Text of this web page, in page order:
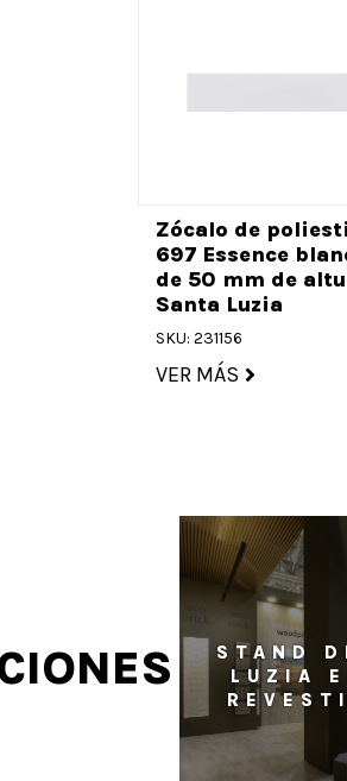
Zócalo de
697 Essence
de 50 mm de
Santa Luzia
SKU: 231156
VER MÁS
STAND
LUZIA